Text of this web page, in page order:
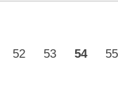
52 53 54 55